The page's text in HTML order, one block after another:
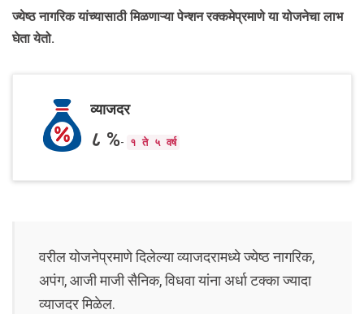
ज्येष्ठ नागरिक यांच्यासाठी मिळणाऱ्या पेन्शन रक्कमेप्रमाणे या योजनेचा लाभ
घेता येतो.
व्याजदर
८ %- १ ते ५ वर्ष
वरील योजनेप्रमाणे दिलेल्या व्याजदरामध्ये ज्येष्ठ नागरिक,
अपंग, आजी माजी सैनिक, विधवा यांना अर्धा टक्का ज्यादा
व्याजदर मिळेल.